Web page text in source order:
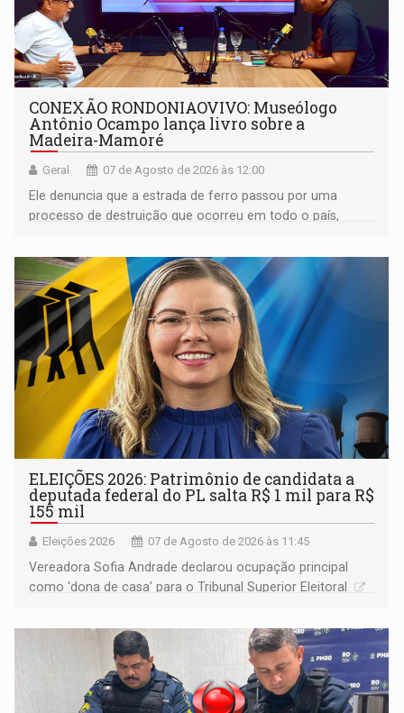
CONEXÃO RONDONIAOVIVO: Museólogo
Antônio Ocampo lança livro sobre a
Madeira-Mamoré
Geral 07 de Agosto de 2026 às 12:00
Ele denuncia que a estrada de ferro passou por uma
processo de destruição que ocorreu em todo o país,
ELEIÇÕES 2026: Patrimônio de candidata a
deputada federal do PL salta R$ 1 mil para R$
155 mil
Eleições 2026 07 de Agosto de 2026 às 11:45
Vereadora Sofia Andrade declarou ocupação principal
como ‘dona de casa’ para o Tribunal Superior Eleitoral